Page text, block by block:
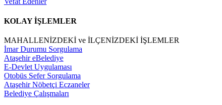
KOLAY İŞLEMLER
MAHALLENİZDEKİ ve İLÇENİZDEKİ İŞLEMLER
İmar Durumu Sorgulama
Ataşehir eBelediye
E-Devlet Uygulaması
Otobüs Sefer Sorgulama
Ataşehir Nöbetçi Eczaneler
Belediye Çalışmaları